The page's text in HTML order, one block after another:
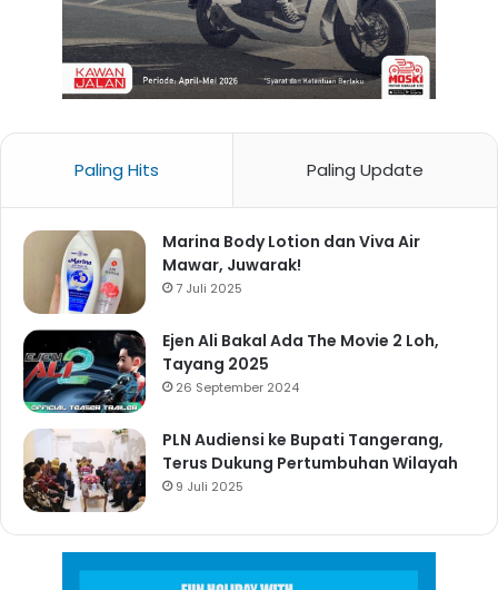
Paling Hits Paling Update
Marina Body Lotion dan Viva Air
Mawar, Juwarak!
7 Juli 2025
Ejen Ali Bakal Ada The Movie 2 Loh,
Tayang 2025
26 September 2024
PLN Audiensi ke Bupati Tangerang,
Terus Dukung Pertumbuhan Wilayah
9 Juli 2025